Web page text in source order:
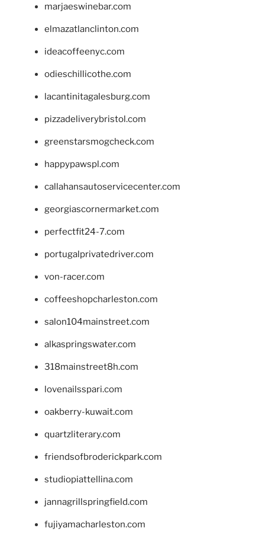
marjaeswinebar.com
elmazatlanclinton.com
ideacoffeenyc.com
odieschillicothe.com
lacantinitagalesburg.com
pizzadeliverybristol.com
greenstarsmogcheck.com
happypawspl.com
callahansautoservicecenter.com
georgiascornermarket.com
perfectfit24-7.com
portugalprivatedriver.com
von-racer.com
coffeeshopcharleston.com
salon104mainstreet.com
alkaspringswater.com
318mainstreet8h.com
lovenailsspari.com
oakberry-kuwait.com
quartzliterary.com
friendsofbroderickpark.com
studiopiattellina.com
jannagrillspringfield.com
fujiyamacharleston.com